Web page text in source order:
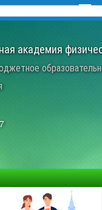
академия